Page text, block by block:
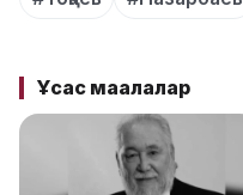
Ұқсас мақалалар